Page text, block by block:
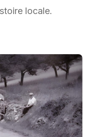
locale.